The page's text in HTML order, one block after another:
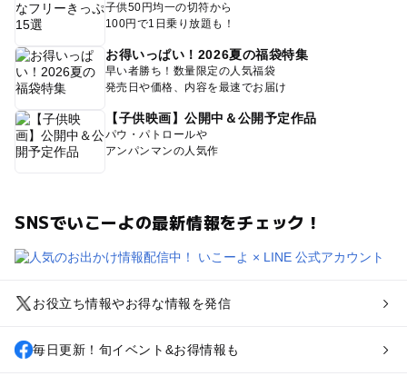
子供50円均一の切符から
100円で1日乗り放題も！
お得いっぱい！2026夏の福袋特集
早い者勝ち！数量限定の人気福袋
発売日や価格、内容を最速でお届け
【子供映画】公開中＆公開予定作品
パウ・パトロールや
アンパンマンの人気作
SNSでいこーよの最新情報をチェック！
お役立ち情報やお得な情報を発信
毎日更新！旬イベント&お得情報も